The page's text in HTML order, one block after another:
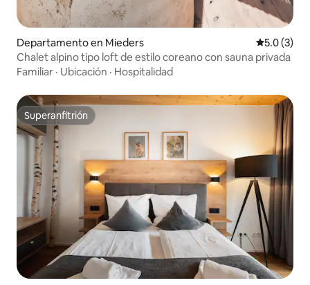
Departamento en Mieders
5.0 (3)
Chalet alpino tipo loft de estilo coreano con sauna privada
Familiar · Ubicación · Hospitalidad
Superanfitrión
Superanfitrión